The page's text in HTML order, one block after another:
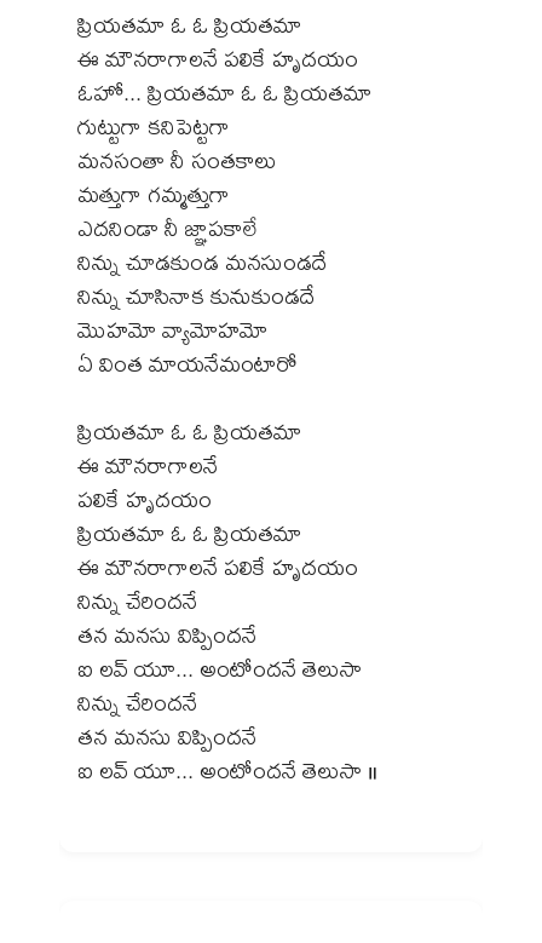
ప్రియతమా ఓ ఓ ప్రియతమా
ఈ మౌనరాగాలనే పలికే హృదయం
ఓహో... ప్రియతమా ఓ ఓ ప్రియతమా
గుట్టుగా కనిపెట్టగా
మనసంతా నీ సంతకాలు
మత్తుగా గమ్మత్తుగా
ఎదనిండా నీ జ్ఞాపకాలే
నిన్ను చూడకుండ మనసుండదే
నిన్ను చూసినాక కునుకుండదే
మొహమో వ్యామోహమో
ఏ వింత మాయనేమంటారో
ప్రియతమా ఓ ఓ ప్రియతమా
ఈ మౌనరాగాలనే
పలికే హృదయం
ప్రియతమా ఓ ఓ ప్రియతమా
ఈ మౌనరాగాలనే పలికే హృదయం
నిన్ను చేరిందనే
తన మనసు విప్పిందనే
ఐ లవ్ యూ... అంటోందనే తెలుసా
నిన్ను చేరిందనే
తన మనసు విప్పిందనే
ఐ లవ్ యూ... అంటోందనే తెలుసా ॥